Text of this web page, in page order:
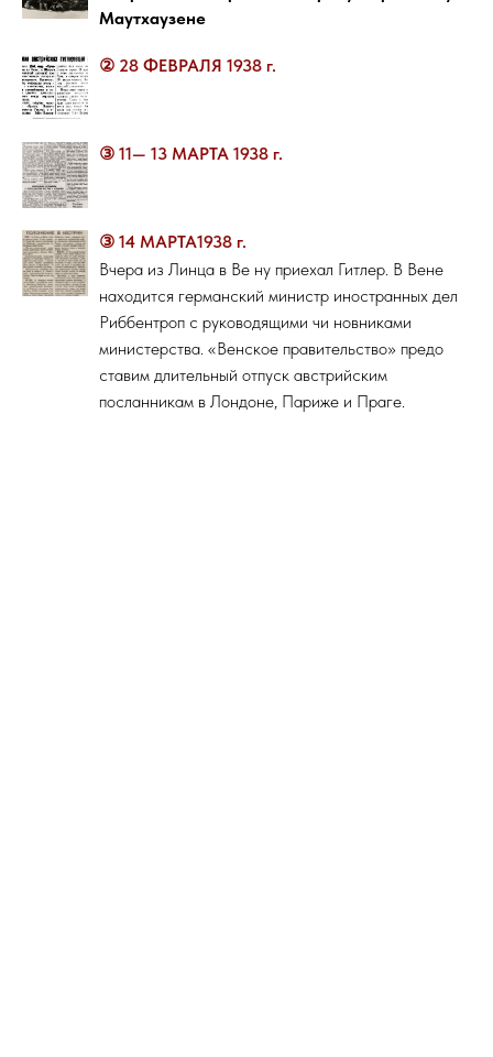
Маутхаузене
② 28 ФЕВРАЛЯ 1938 г.
③ 11— 13 МАРТА 1938 г.
③ 14 МАРТА1938 г.
Вчера из Линца в Ве ну приехал Гитлер. В Вене
находится германский министр иностранных дел
Риббентроп с руководящими чи новниками
министерства. «Венское правительство» предо
ставим длительный отпуск австрийским
посланникам в Лондоне, Париже и Праге.